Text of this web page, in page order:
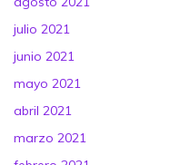
julio 2021
junio 2021
mayo 2021
abril 2021
marzo 2021